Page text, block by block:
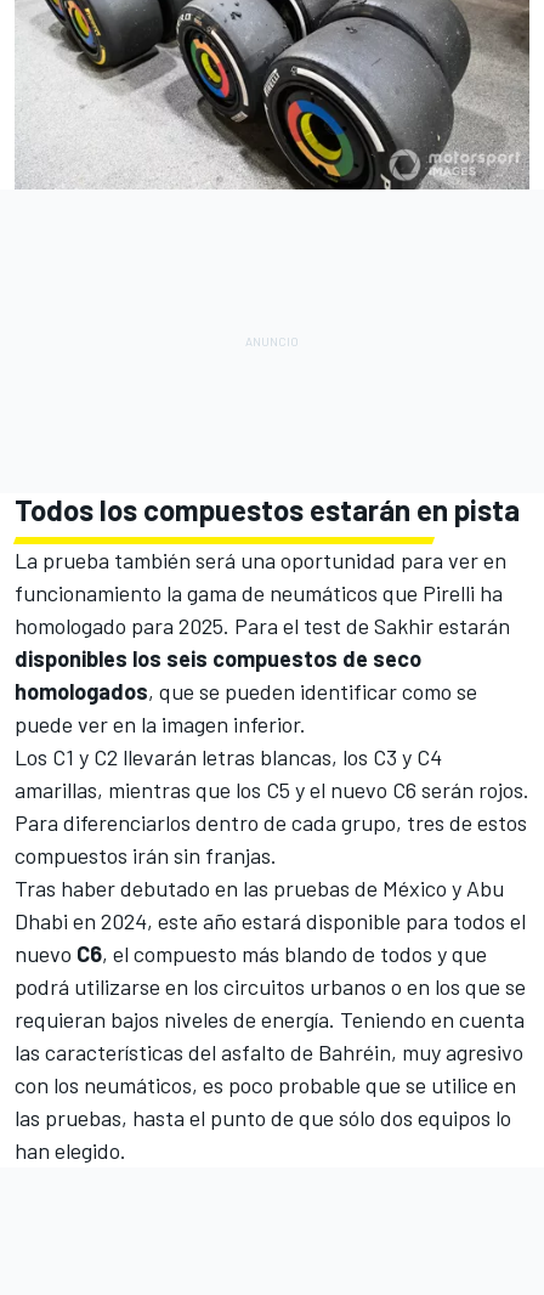
Todos los compuestos estarán en pista
La prueba también será una oportunidad para ver en
funcionamiento la gama de neumáticos que Pirelli ha
homologado para 2025. Para el test de Sakhir estarán
disponibles los seis compuestos de seco
homologados, que se pueden identificar como se
puede ver en la imagen inferior.
Los C1 y C2 llevarán letras blancas, los C3 y C4
amarillas, mientras que los C5 y el nuevo C6 serán rojos.
Para diferenciarlos dentro de cada grupo, tres de estos
compuestos irán sin franjas.
Tras haber debutado en las pruebas de México y Abu
Dhabi en 2024, este año estará disponible para todos el
nuevo C6, el compuesto más blando de todos y que
podrá utilizarse en los circuitos urbanos o en los que se
requieran bajos niveles de energía. Teniendo en cuenta
las características del asfalto de Bahréin, muy agresivo
con los neumáticos, es poco probable que se utilice en
las pruebas, hasta el punto de que sólo dos equipos lo
han elegido.